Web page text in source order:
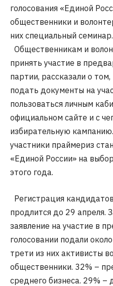
голосования «Единой
общественники и
них специальный семинар.
Общественникам и
принять участие в
партии, рассказали о
подать документы на
пользоваться личным
официальном сайте и с
избирательную
участники праймериз
«Единой России» на
этого года.
Регистрация
продлится до 29 апреля.
заявление на участие в
голосовании подали
трети из них активисты
общественники. 32% –
среднего бизнеса. 29%